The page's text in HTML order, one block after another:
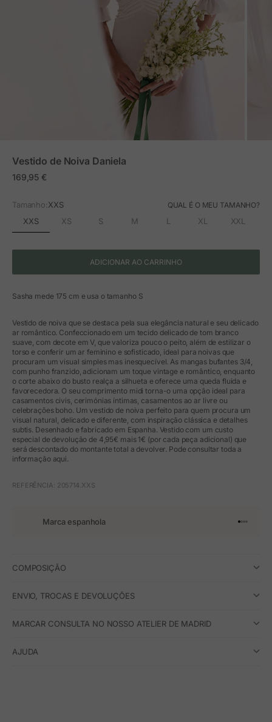
Vestido de Noiva Daniela
Preço em promoção
169,95 €
Tamanho:XXS QUAL É O MEU TAMANHO?
XXS XS S M L XL XXL
ADICIONAR AO CARRINHO
Sasha mede 175 cm e usa o tamanho S
Vestido de noiva que se destaca pela sua elegância natural e seu delicado
ar romântico. Confeccionado em um tecido delicado de tom branco
suave, com decote em V, que valoriza pouco o peito, além de estilizar o
torso e conferir um ar feminino e sofisticado, ideal para noivas que
procuram um visual simples mas inesquecível. As mangas bufantes 3/4,
com punho franzido, adicionam um toque vintage e romântico, enquanto
o corte abaixo do busto realça a silhueta e oferece uma queda fluida e
favorecedora. O seu comprimento midi torna-o uma opção ideal para
casamentos civis, cerimónias íntimas, casamentos ao ar livre ou
celebrações boho. Um vestido de noiva perfeito para quem procura um
visual natural, delicado e diferente, com inspiração clássica e detalhes
subtis. Desenhado e fabricado em Espanha. Vestido com um custo
especial de devolução de 4,95€ mais 1€ (por cada peça adicional) que
será descontado do montante total a devolver. Pode consultar toda a
informação aqui.
REFERÊNCIA: 205714.XXS
Marca espanhola Ir para o
Ir para
Ir para
Ir para
COMPOSIÇÃO
ENVIO, TROCAS E DEVOLUÇÕES
MARCAR CONSULTA NO NOSSO ATELIER DE MADRID
AJUDA